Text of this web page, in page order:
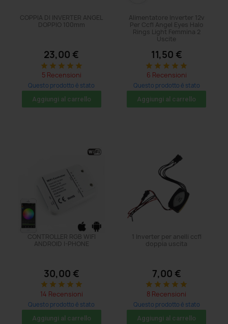
COPPIA DI INVERTER ANGEL
DOPPIO 100mm
23,00 €
star star star star star
5 Recensioni
Questo prodotto è stato
acquistato: 125 volte
Aggiungi al carrello
Alimentatore Inverter 12v
Per Ccfl Angel Eyes Halo
Rings Light Femmina 2
Uscite
11,50 €
star star star star star
6 Recensioni
Questo prodotto è stato
acquistato: 140 volte
Aggiungi al carrello
CONTROLLER RGB WIFI
ANDROID I-PHONE
30,00 €
star star star star star
14 Recensioni
Questo prodotto è stato
acquistato: 14 volte
Aggiungi al carrello
1 Inverter per anelli ccfl
doppia uscita
7,00 €
star star star star star
8 Recensioni
Questo prodotto è stato
acquistato: 74 volte
Aggiungi al carrello